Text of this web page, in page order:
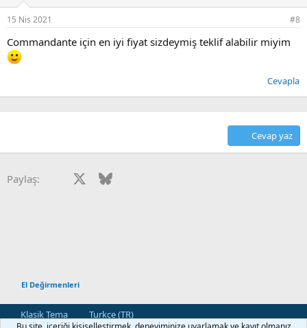
:
15 Nis 2021 #8
Commandante için en iyi fiyat sizdeymiş teklif alabilir miyim
Cevapla
Cevap yaz
Paylaş: Facebook Bluesky
El Değirmenleri
Klasik Tema
Turkce (TR)